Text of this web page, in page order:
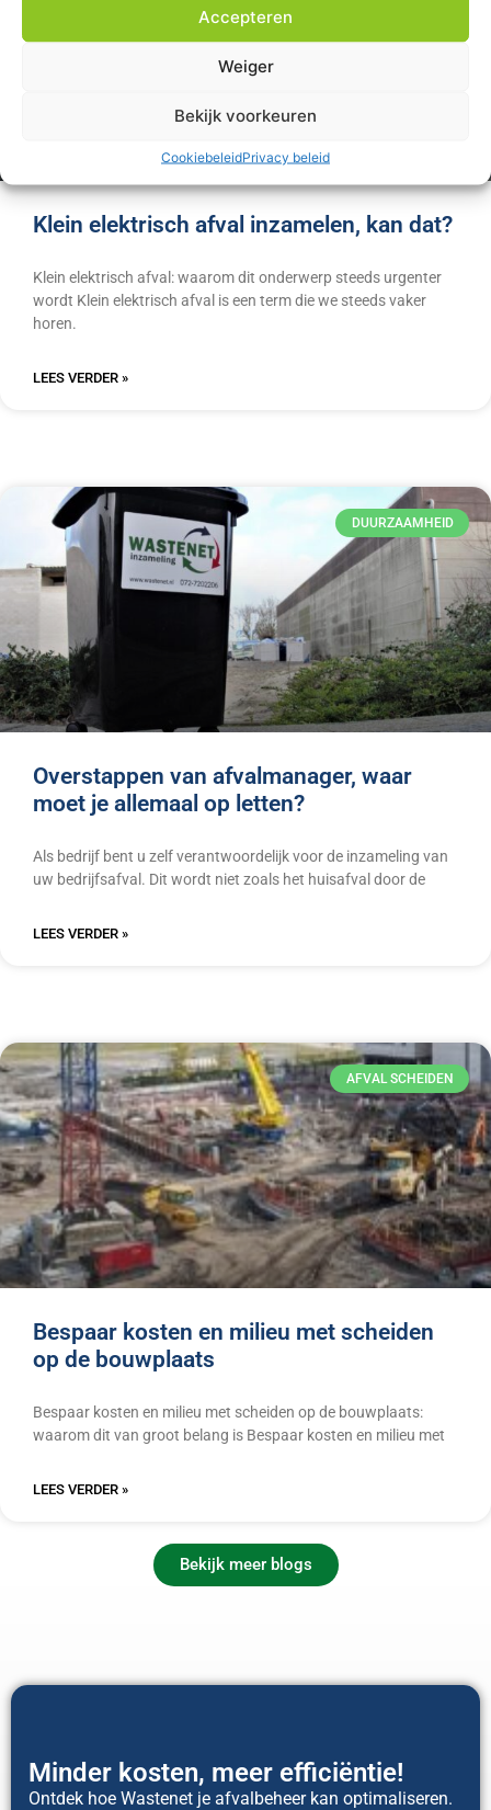
Accepteren
Weiger
Bekijk voorkeuren
CookiebeleidPrivacy beleid
Klein elektrisch afval inzamelen, kan dat?
Klein elektrisch afval: waarom dit onderwerp steeds urgenter
wordt Klein elektrisch afval is een term die we steeds vaker
horen.
LEES VERDER »
DUURZAAMHEID
Overstappen van afvalmanager, waar
moet je allemaal op letten?
Als bedrijf bent u zelf verantwoordelijk voor de inzameling van
uw bedrijfsafval. Dit wordt niet zoals het huisafval door de
LEES VERDER »
AFVAL SCHEIDEN
Bespaar kosten en milieu met scheiden
op de bouwplaats
Bespaar kosten en milieu met scheiden op de bouwplaats:
waarom dit van groot belang is Bespaar kosten en milieu met
LEES VERDER »
Bekijk meer blogs
Minder kosten, meer efficiëntie!
Ontdek hoe Wastenet je afvalbeheer kan optimaliseren.